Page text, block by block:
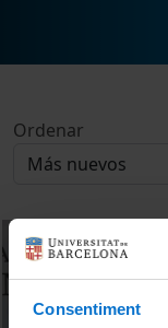
Consentiment
Ordenar